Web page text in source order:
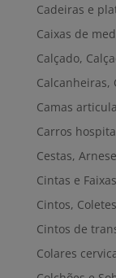
Cadeiras e
Caixas de
Calçado,
Calcanheiras,
Camas
Carros
Cestas,
Cintas e Faixas
Cintos,
Cintos de
Colares